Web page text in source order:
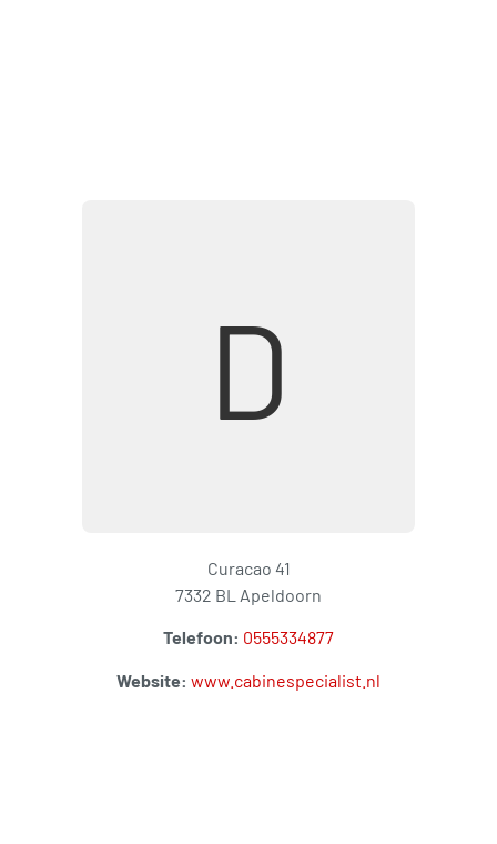
D
Curacao 41
7332 BL Apeldoorn
Telefoon: 0555334877
Website: www.cabinespecialist.nl